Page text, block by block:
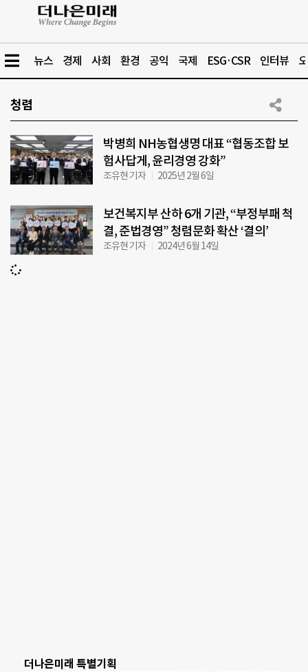
뉴스 경제 사회 환경 공익 국제 ESG·CSR 인터뷰
청렴
박병희 NH농협생명 대표 “협동조합 보
험사답게, 윤리경영 강화”
조유현 기자 2025년 2월 6일
보건복지부 산하 6개 기관, “부정부패 척
결, 준법경영” 청렴문화 확산 ‘결의’
조유현 기자 2024년 6월 14일
더나은미래 특별기획